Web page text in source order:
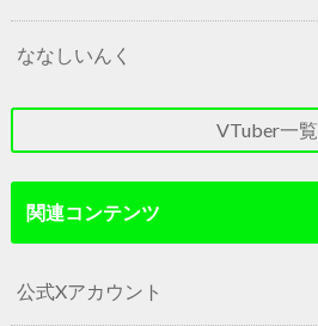
ななしいんく
VTuber一覧
関連コンテンツ
公式Xアカウント